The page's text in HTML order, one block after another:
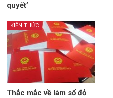
quyết’
KIẾN THỨC
Thắc mắc về làm sổ đỏ